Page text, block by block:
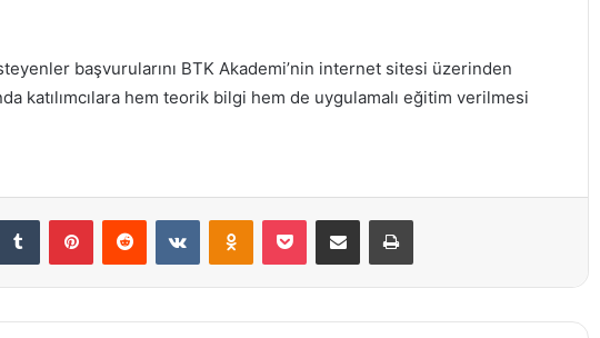
başvurularını BTK Akademi’nin internet sitesi üzerinden
katılımcılara hem teorik bilgi hem de uygulamalı eğitim verilmesi
Tumblr PinterestReddit VKontakteOdnoklassniki
Pocket E-Posta ile paylaş Yazdır